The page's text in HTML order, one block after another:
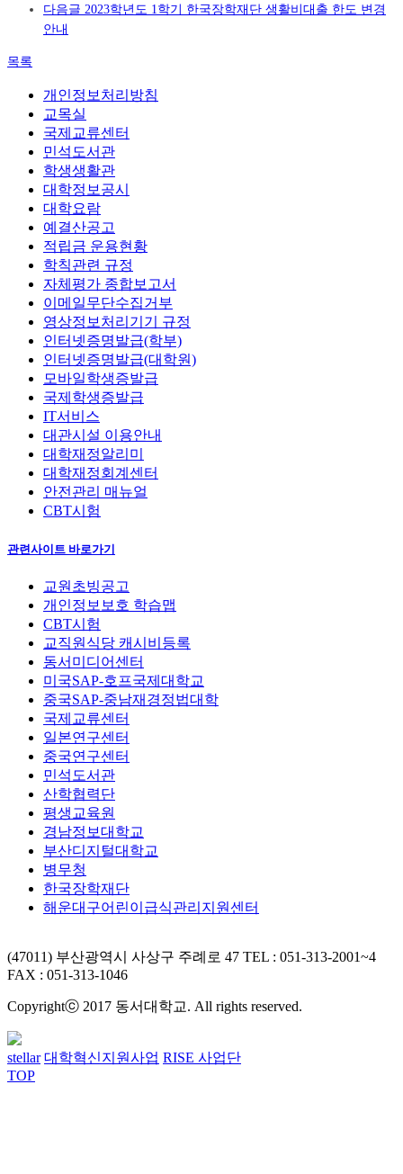
다음글 2023학년도 1학기 한국장학재단 생활비대출 한도 변경
안내
목록
개인정보처리방침
교목실
국제교류센터
민석도서관
학생생활관
대학정보공시
대학요람
예결산공고
적립금 운용현황
학칙관련 규정
자체평가 종합보고서
이메일무단수집거부
영상정보처리기기 규정
인터넷증명발급(학부)
인터넷증명발급(대학원)
모바일학생증발급
국제학생증발급
IT서비스
대관시설 이용안내
대학재정알리미
대학재정회계센터
안전관리 매뉴얼
CBT시험
관련사이트 바로가기
교원초빙공고
개인정보보호 학습맵
CBT시험
교직원식당 캐시비등록
동서미디어센터
미국SAP-호프국제대학교
중국SAP-중남재경정법대학
국제교류센터
일본연구센터
중국연구센터
민석도서관
산학협력단
평생교육원
경남정보대학교
부산디지털대학교
병무청
한국장학재단
해운대구어린이급식관리지원센터
(47011) 부산광역시 사상구 주례로 47 TEL : 051-313-2001~4
FAX : 051-313-1046
Copyrightⓒ 2017 동서대학교. All rights reserved.
stellar 대학혁신지원사업 RISE 사업단
TOP